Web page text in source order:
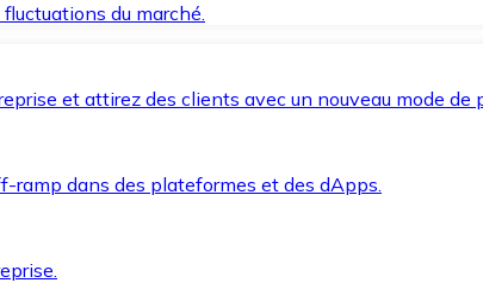
du marché.
et attirez des clients avec un nouveau mode de
dans des plateformes et des dApps.